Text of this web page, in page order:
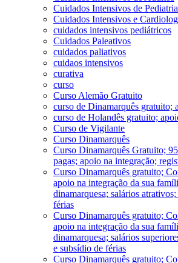
Cuidados Intensivos de Pediatria
Cuidados Intensivos e
cuidados intensivos pediátricos
Cuidados Paleativos
cuidados paliativos
cuidaos intensivos
curativa
curso
Curso Alemão Gratuito
curso de Dinamarquês gratuito;
curso de Holandês gratuito;
Curso de Vigilante
Curso Dinamarquês
Curso Dinamarquês Gratuito;
pagas; apoio na integração;
Curso Dinamarquês gratuito;
apoio na integração da sua
dinamarquesa; salários
férias
Curso Dinamarquês gratuito;
apoio na integração da sua
dinamarquesa; salários
e subsídio de férias
Curso Dinamarquês gratuito;